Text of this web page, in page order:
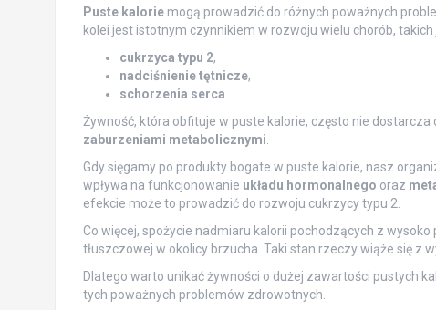
Puste kaloriemogą prowadzić do różnych poważnych
kolei jest istotnym czynnikiem w rozwoju wielu chorób, takich
cukrzyca typu 2,
nadciśnienie tętnicze,
schorzenia serca.
Żywność, która obfituje w puste kalorie, często nie
zaburzeniami metabolicznymi.
Gdy sięgamy po produkty bogate w puste kalorie, nasz
wpływa na funkcjonowanie układu hormonalnego oraz
efekcie może to prowadzić do rozwoju cukrzycy typu 2.
Co więcej, spożycie nadmiaru kalorii pochodzących z
tłuszczowej w okolicy brzucha. Taki stan rzeczy wiąże się z
Dlatego warto unikać żywności o dużej zawartości pustych
tych poważnych problemów zdrowotnych.